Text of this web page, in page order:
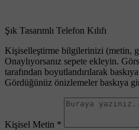
Şık Tasarımlı Telefon Kılıfı
Kişiselleştirme bilgilerinizi (metin,
Onaylıyorsanız sepete ekleyin.
tarafından boyutlandırılarak
Gördüğünüz önizlemeler baskıya
Kişisel Metin *